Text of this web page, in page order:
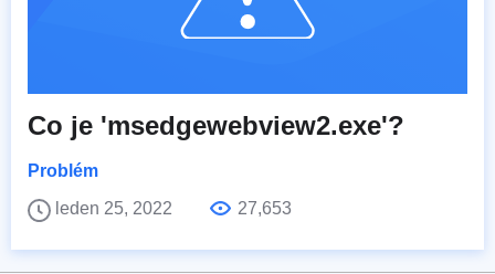
Co je 'msedgewebview2.exe'?
Problém
leden 25, 2022
27,653